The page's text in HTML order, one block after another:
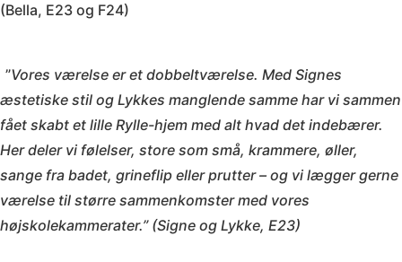
(Bella, E23 og F24)
”Vores værelse er et dobbeltværelse. Med Signes
æstetiske stil og Lykkes manglende samme har vi sammen
fået skabt et lille Rylle-hjem med alt hvad det indebærer.
Herdeler vi følelser, store som små, krammere, øller,
sange fra badet, grineflip eller prutter – og vi lægger gerne
værelse til større sammenkomster med vores
højskolekammerater.” (Signe og Lykke, E23)